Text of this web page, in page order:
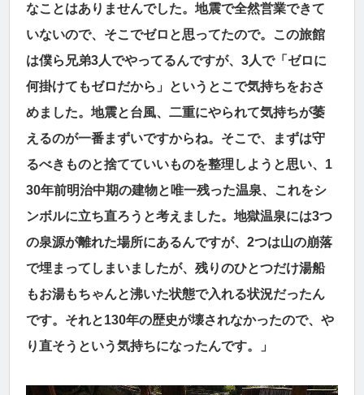
なことはありませんでした。地震で全然営業できて
いないので、そこでゼロと思ってたので。この旅館
は僕ら兄弟3人でやってるんですが、3人で「ゼロに
何掛けてもゼロだから」というとこで気持ちをおさ
めました。地震と台風、二重にやられて気持ちが萎
えるのが一番まずいですからね。そこで、まずは守
るべきものと捨てていいものを整理しようと思い、1
30年前明治中期の建物と唯一残った温泉、これをシ
ンボルに立ち直ろうと考えました。地獄温泉には3つ
の泉源が離れた場所にあるんですが、2つは山の崩落
で埋まってしまいましたが、残りのひとつだけ湯船
もお湯もちゃんと沸いた状態で入れる状況だったん
です。それと130年の歴史が壊されなかったので、や
り直そうという気持ちになったんです。」